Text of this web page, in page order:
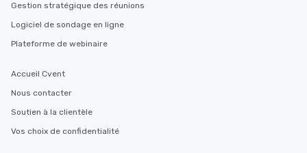
Gestion stratégique des réunions
Logiciel de sondage en ligne
Plateforme de webinaire
Accueil Cvent
Nous contacter
Soutien à la clientèle
Vos choix de confidentialité